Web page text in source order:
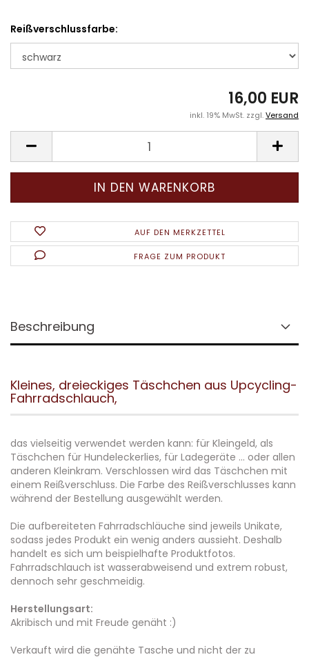
Reißverschlussfarbe:
16,00 EUR
inkl. 19% MwSt. zzgl.Versand
AUF DEN MERKZETTEL
FRAGE ZUM PRODUKT
Beschreibung
Kleines, dreieckiges Täschchen aus Upcycling-
Fahrradschlauch,
das vielseitig verwendet werden kann: für Kleingeld, als
Täschchen für Hundeleckerlies, für Ladegeräte ... oder allen
anderen Kleinkram. Verschlossen wird das Täschchen mit
einem Reißverschluss. Die Farbe des Reißverschlusses kann
während der Bestellung ausgewählt werden.
Die aufbereiteten Fahrradschläuche sind jeweils Unikate,
sodass jedes Produkt ein wenig anders aussieht. Deshalb
handelt es sich um beispielhafte Produktfotos.
Fahrradschlauch ist wasserabweisend und extrem robust,
dennoch sehr geschmeidig.
Herstellungsart:
Akribisch und mit Freude genäht :)
Verkauft wird die genähte Tasche und nicht der zu